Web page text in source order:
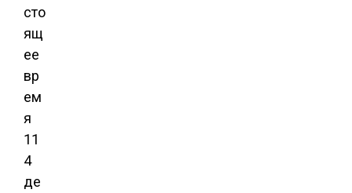
сто
ящ
ее
вр
ем
я
11
4
де